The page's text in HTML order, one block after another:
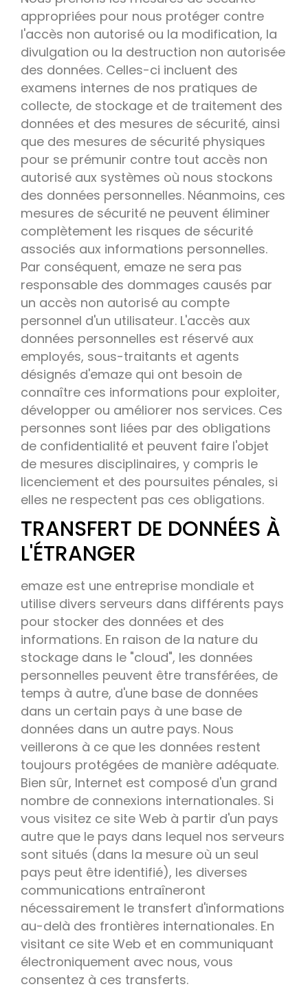
appropriées pour nous protéger contre
l'accès non autorisé ou la modification, la
divulgation ou la destruction non autorisée
des données. Celles-ci incluent des
examens internes de nos pratiques de
collecte, de stockage et de traitement des
données et des mesures de sécurité, ainsi
que des mesures de sécurité physiques
pour se prémunir contre tout accès non
autorisé aux systèmes où nous stockons
des données personnelles. Néanmoins, ces
mesures de sécurité ne peuvent éliminer
complètement les risques de sécurité
associés aux informations personnelles.
Par conséquent, emaze ne sera pas
responsable des dommages causés par
un accès non autorisé au compte
personnel d'un utilisateur. L'accès aux
données personnelles est réservé aux
employés, sous-traitants et agents
désignés d'emaze qui ont besoin de
connaître ces informations pour exploiter,
développer ou améliorer nos services. Ces
personnes sont liées par des obligations
de confidentialité et peuvent faire l'objet
de mesures disciplinaires, y compris le
licenciement et des poursuites pénales, si
elles ne respectent pas ces obligations.
TRANSFERT DE DONNÉES À
L'ÉTRANGER
emaze est une entreprise mondiale et
utilise divers serveurs dans différents pays
pour stocker des données et des
informations. En raison de la nature du
stockage dans le "cloud", les données
personnelles peuvent être transférées, de
temps à autre, d'une base de données
dans un certain pays à une base de
données dans un autre pays. Nous
veillerons à ce que les données restent
toujours protégées de manière adéquate.
Bien sûr, Internet est composé d'un grand
nombre de connexions internationales. Si
vous visitez ce site Web à partir d'un pays
autre que le pays dans lequel nos serveurs
sont situés (dans la mesure où un seul
pays peut être identifié), les diverses
communications entraîneront
nécessairement le transfert d'informations
au-delà des frontières internationales. En
visitant ce site Web et en communiquant
électroniquement avec nous, vous
consentez à ces transferts.